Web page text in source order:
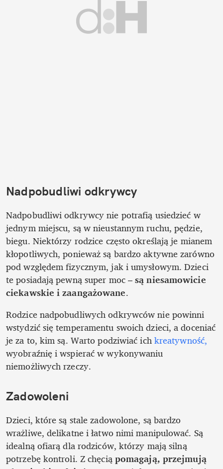
Nadpobudliwi odkrywcy
Nadpobudliwi odkrywcy nie potrafią usiedzieć w
jednym miejscu, są w nieustannym ruchu, pędzie,
biegu. Niektórzy rodzice często określają je mianem
kłopotliwych, ponieważ są bardzo aktywne zarówno
pod względem fizycznym, jak i umysłowym. Dzieci
te posiadają pewną super moc – są niesamowicie
ciekawskie i zaangażowane.
Rodzice nadpobudliwych odkrywców nie powinni
wstydzić się temperamentu swoich dzieci, a doceniać
je za to, kim są. Warto podziwiać ich kreatywność,
wyobraźnię i wspierać w wykonywaniu
niemożliwych rzeczy.
Zadowoleni
Dzieci, które są stale zadowolone, są bardzo
wrażliwe, delikatne i łatwo nimi manipulować. Są
idealną ofiarą dla rodziców, którzy mają silną
potrzebę kontroli. Z chęcią pomagają, przejmują